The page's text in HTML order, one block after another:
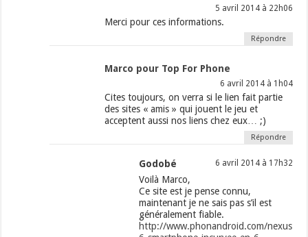
5 avril 2014 à 22h06
Merci pour ces informations.
Répondre
Marco pour Top For Phone
6 avril 2014 à 1h04
Cites toujours, on verra si le lien fait partie
des sites « amis » qui jouent le jeu et
acceptent aussi nos liens chez eux… ;)
Répondre
Godobé 6 avril 2014 à 17h32
Voilà Marco,
Ce site est je pense connu,
maintenant je ne sais pas s’il est
généralement fiable.
http://www.phonandroid.com/nexus-